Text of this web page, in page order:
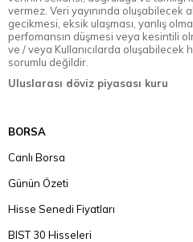
vermez. Veri yayınında oluşabilecek
gecikmesi, eksik ulaşması, yanlış
perfomansın düşmesi veya kesintili
ve / veya Kullanıcılarda oluşabilecek
sorumlu değildir.
Uluslarası döviz piyasası kuru
BORSA
Canlı Borsa
Günün Özeti
Hisse Senedi Fiyatları
BIST 30 Hisseleri